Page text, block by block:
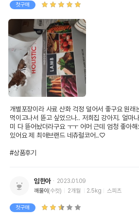
첫구매
개별포장이라 사료 산화 걱정 덜어서 좋구요 원래
먹이고나서 뜯고 싶었으나.. 저희집 강아지. 얼마
미 다 뜯어놨더라구요 ㅜㅜ 어머 근데 엄청 좋아
있어요 제 최애브랜드 네츄럴코어..♡
#상품후기
임한아
2023.01.09
깨물이 (수컷) 2개월 2.5kg 스피츠
첫구매